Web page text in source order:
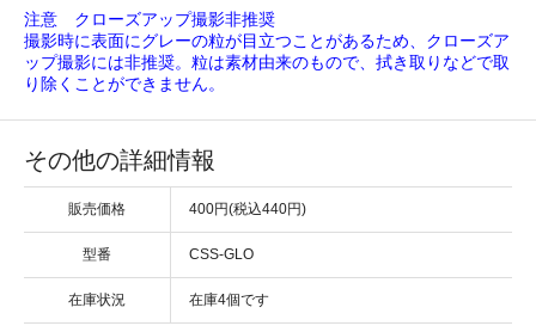
注意 クローズアップ撮影非推奨
撮影時に表面にグレーの粒が目立つことがあるため、クローズア
ップ撮影には非推奨。粒は素材由来のもので、拭き取りなどで取
り除くことができません。
その他の詳細情報
販売価格 400円(税込440円)
型番 CSS-GLO
在庫状況 在庫4個です